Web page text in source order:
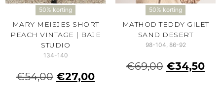
50% korting
MARY MEISJES SHORT
PEACH VINTAGE | BAJE
STUDIO
134-140
€54,00 €27,00
50% korting
MATHOD TEDDY GILET
SAND DESERT
98-104, 86-92
€69,00 €34,50